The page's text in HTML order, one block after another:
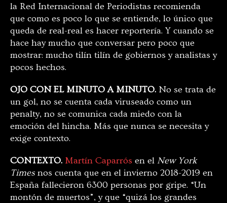
la Red Internacional de Periodistas recomienda
que como es poco lo que se entiende, lo único que
queda de real-real es hacer reportería. Y cuando se
hace hay mucho que conversar pero poco que
mostrar: mucho tilín tilín de gobiernos y analistas y
pocos hechos.
OJO CON EL MINUTO A MINUTO. No se trata de
un gol, no se cuenta cada viruseado como un
penalty, no se comunica cada miedo con la
emoción del hincha. Más que nunca se necesita y
exige contexto.
CONTEXTO. Martín Caparrós en el New York
Times nos cuenta que en el invierno 2018-2019 en
España fallecieron 6300 personas por gripe. “Un
montón de muertos”, y que “quizá los grandes